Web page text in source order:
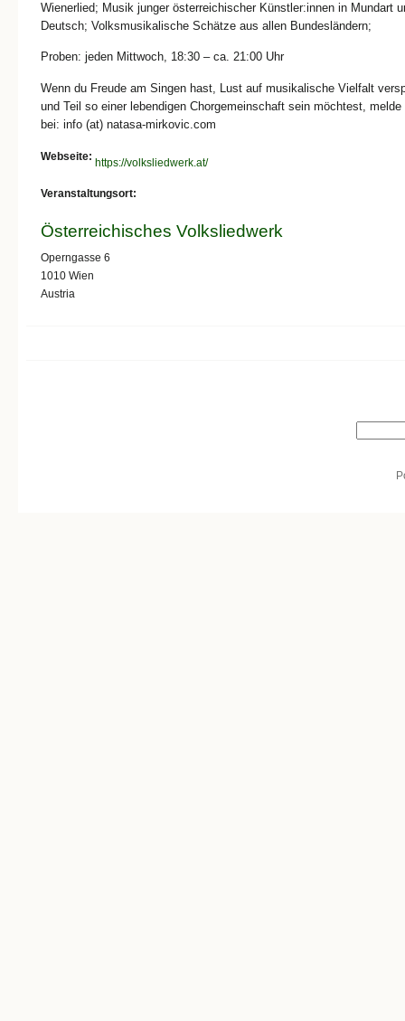
Wienerlied; Musik junger österreichischer Künstler:innen in Mundart
Deutsch; Volksmusikalische Schätze aus allen Bundesländern;
Proben: jeden Mittwoch, 18:30 – ca. 21:00 Uhr
Wenn du Freude am Singen hast, Lust auf musikalische Vielfalt
und Teil so einer lebendigen Chorgemeinschaft sein möchtest, melde
bei: info (at) natasa-mirkovic.com
Webseite:
https://volksliedwerk.at/
Veranstaltungsort:
Österreichisches Volksliedwerk
Operngasse 6
1010 Wien
Austria